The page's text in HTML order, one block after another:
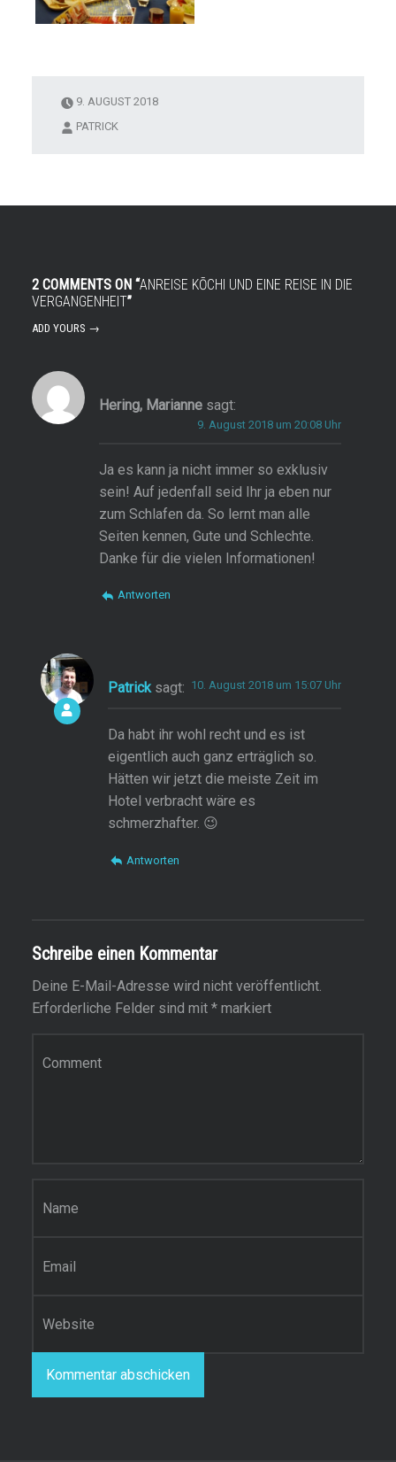
9. AUGUST 2018
PATRICK
2 COMMENTS ON “ANREISE KŌCHI UND EINE REISE IN DIE
VERGANGENHEIT”
ADD YOURS →
Hering, Marianne sagt:
9. August 2018 um 20:08 Uhr
Ja es kann ja nicht immer so exklusiv
sein! Auf jedenfall seid Ihr ja eben nur
zum Schlafen da. So lernt man alle
Seiten kennen, Gute und Schlechte.
Danke für die vielen Informationen!
Antworten
Patrick sagt: 10. August 2018 um 15:07 Uhr
Da habt ihr wohl recht und es ist
eigentlich auch ganz erträglich so.
Hätten wir jetzt die meiste Zeit im
Hotel verbracht wäre es
schmerzhafter. 😉
Antworten
Schreibe einen Kommentar
Deine E-Mail-Adresse wird nicht veröffentlicht.
Erforderliche Felder sind mit *markiert